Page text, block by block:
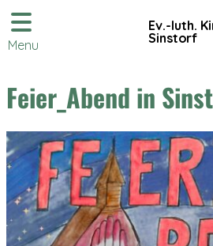
Ev.-luth.
Sinstorf
Menu
Feier_Abend in